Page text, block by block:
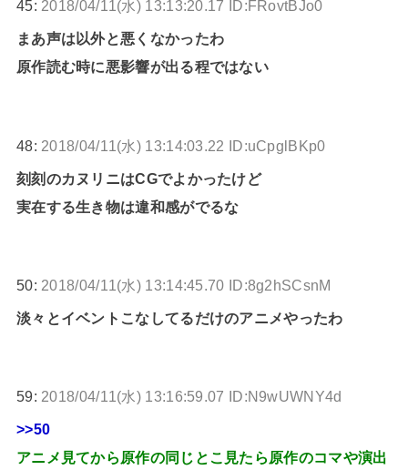
45: 2018/04/11(水) 13:13:20.17 ID:FRovtBJo0
まあ声は以外と悪くなかったわ
原作読む時に悪影響が出る程ではない
48: 2018/04/11(水) 13:14:03.22 ID:uCpglBKp0
刻刻のカヌリニはCGでよかったけど
実在する生き物は違和感がでるな
50: 2018/04/11(水) 13:14:45.70 ID:8g2hSCsnM
淡々とイベントこなしてるだけのアニメやったわ
59: 2018/04/11(水) 13:16:59.07 ID:N9wUWNY4d
>>50
アニメ見てから原作の同じとこ見たら原作のコマや演出